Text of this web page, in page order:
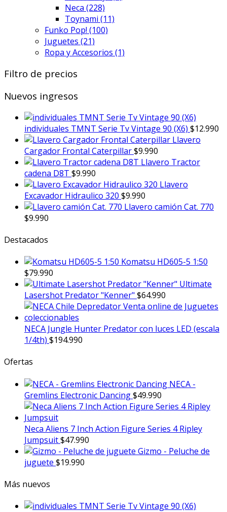
Neca (228)
Toynami (11)
Funko Pop! (100)
Juguetes (21)
Ropa y Accesorios (1)
Filtro de precios
Nuevos ingresos
individuales TMNT Serie Tv Vintage 90 (X6) $12.990
Llavero
Cargador Frontal Caterpillar$9.990
Llavero Tractor
cadena D8T $9.990
Llavero
Excavador Hidraulico 320 $9.990
Llavero camión Cat. 770
$9.990
Destacados
Komatsu HD605-5 1:50
$79.990
Ultimate
Lasershot Predator "Kenner" $64.990
NECA Jungle Hunter Predator con luces LED (escala
1/4th) $194.990
Ofertas
NECA -
Gremlins Electronic Dancing$49.990
Neca Aliens 7 Inch Action Figure Series 4 Ripley
Jumpsuit$47.990
Gizmo - Peluche de
juguete $19.990
Más nuevos